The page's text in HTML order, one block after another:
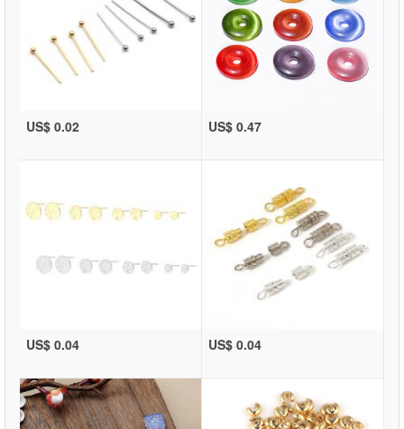
US$ 0.02 US$ 0.47
US$ 0.04 US$ 0.04